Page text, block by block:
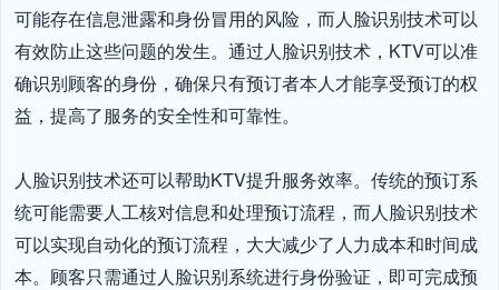
可能存在信息泄露和身份冒用的风险，而人脸识别技术可以
有效防止这些问题的发生。通过人脸识别技术，KTV可以准
确识别顾客的身份，确保只有预订者本人才能享受预订的权
益，提高了服务的安全性和可靠性。
人脸识别技术还可以帮助KTV提升服务效率。传统的预订系
统可能需要人工核对信息和处理预订流程，而人脸识别技术
可以实现自动化的预订流程，大大减少了人力成本和时间成
本。顾客只需通过人脸识别系统进行身份验证，即可完成预